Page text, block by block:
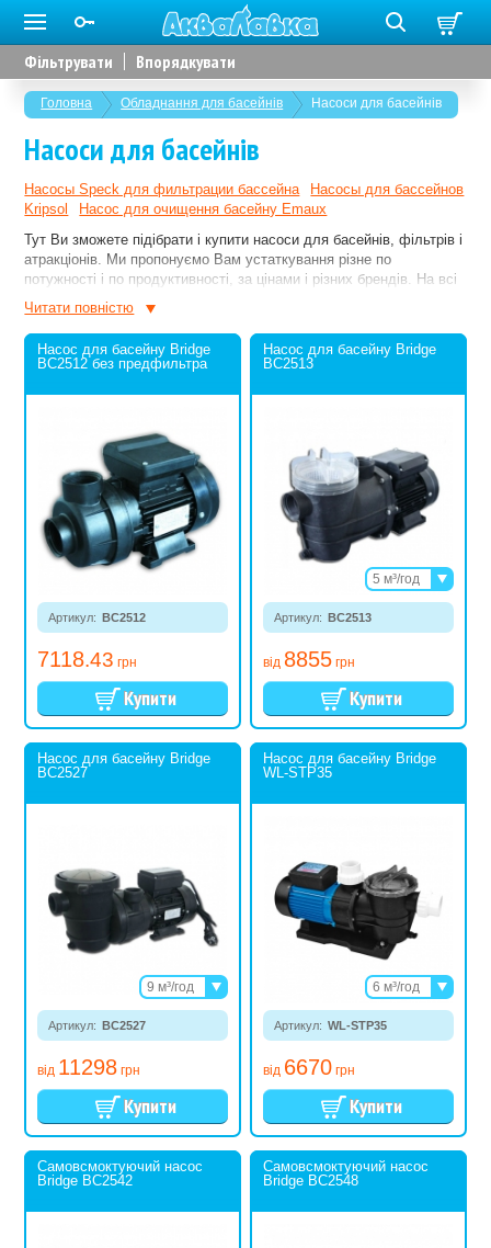
Головна Обладнання для басейнів Насоси для басейнів
Насоси для басейнів
Фільтрувати Впорядкувати
Насосы Speck для фильтрации бассейна
Насосы для бассейнов
Kripsol
Насос для очищення басейну Emaux
Тут Ви зможете підібрати і купити насоси для басейнів, фільтрів і
атракціонів. Ми пропонуємо Вам устаткування різне по
потужності і по продуктивності, за цінами і різних брендів. На всі
позиції підтримується гарантія. Якщо Вам знадобиться
кваліфікована консультація, завжди будемо раді відповісти на
Ваші запитання.
Читати повнiстю
Насос для басейну Bridge
BC2512 без предфильтра
Артикул: BC2512
7118.43 грн
Насос для басейну Bridge
BC2513
Артикул: BC2513
від 8855 грн
5 м³/год
Насос для басейну Bridge
BC2527
Артикул: BC2527
від 11298 грн
9 м³/год
20 м³/год
Насос для басейну Bridge
WL-STP35
Артикул: WL-STP35
від 6670 грн
6 м³/год
9,5 м³/год
10 м³/год
Самовсмоктуючий насос
Bridge BC2542
Самовсмоктуючий насос
Bridge BC2548